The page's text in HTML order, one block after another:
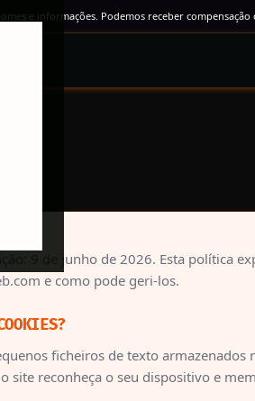
e informações. Podemos receber
9 de junho de 2026. Esta política
e como pode geri-los.
ficheiros de texto
site reconheça o seu dispositivo e